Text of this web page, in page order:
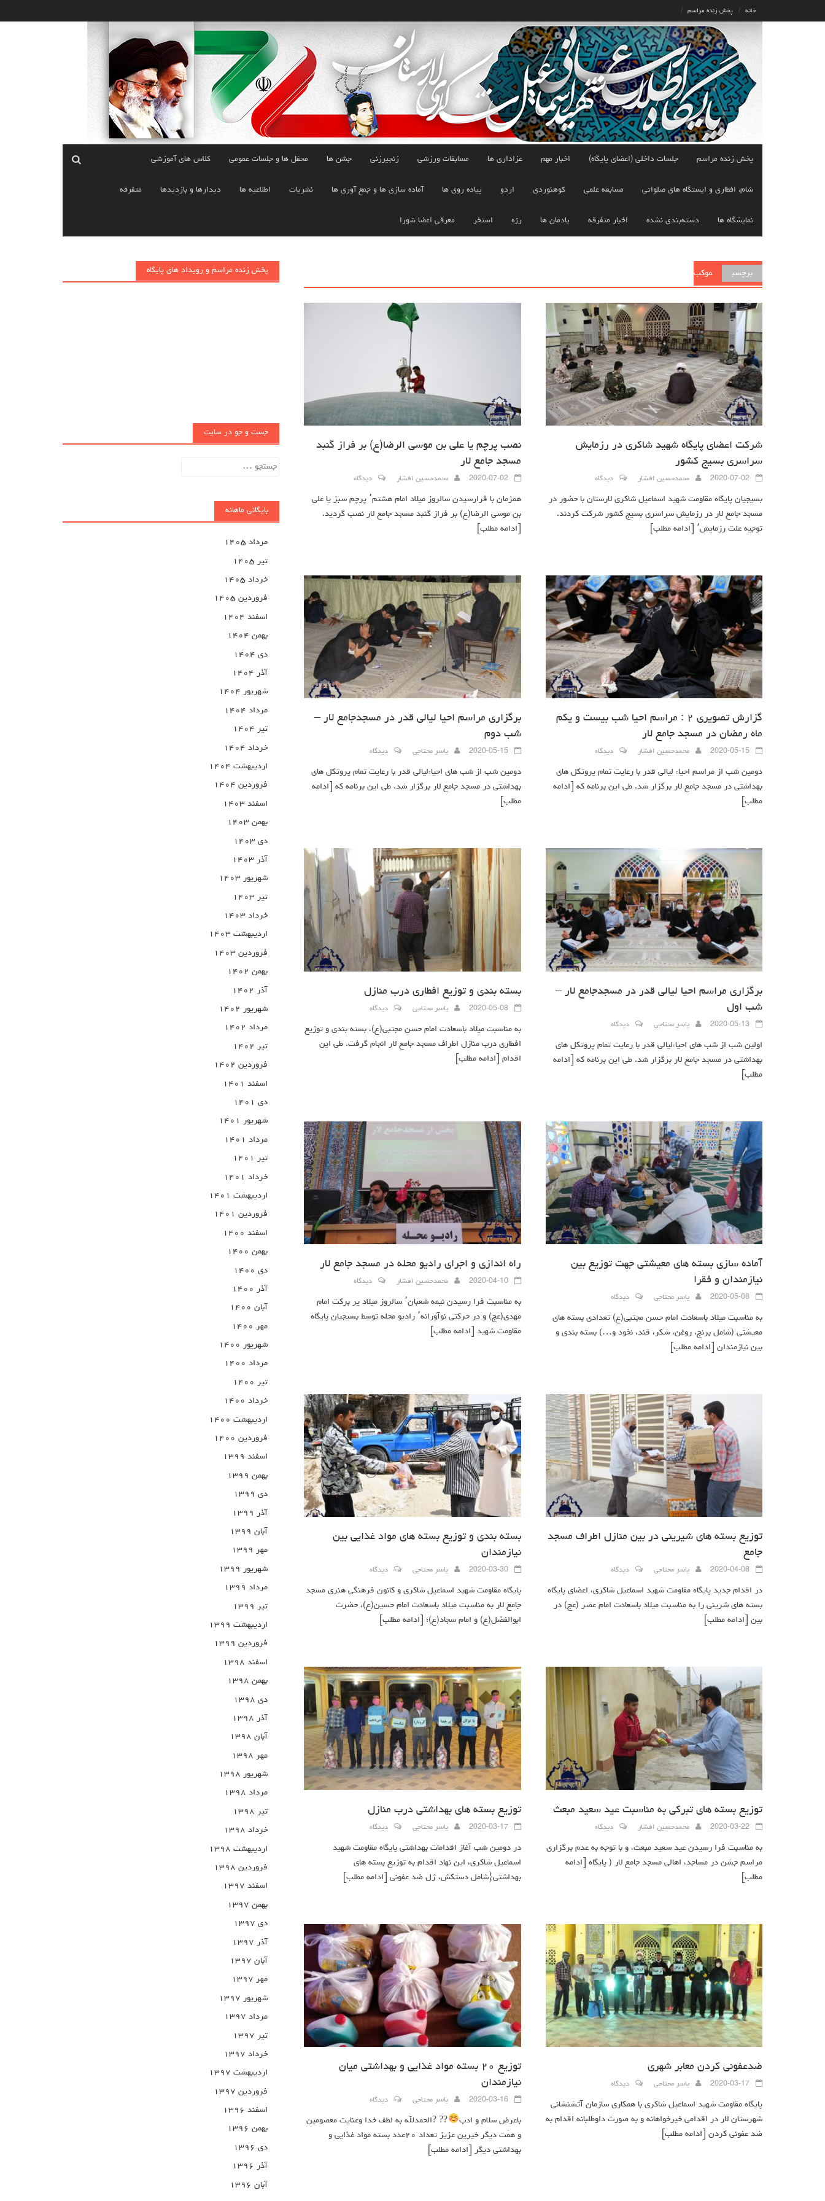
to
خانه پخش زنده مراسم
پخش زنده مراسم جلسات داخلی (اعضای پایگاه) اخبار مهم عزاداری ها مسابقات ورزشی زنجیرزنی جشن ها محفل ها و جلسات عمومی کلاس های آموزشی
شام، افطاری و ایستگاه های صلواتی مسابقه علمی کوهنوردی اردو پیاده روی ها آماده سازی ها و جمع آوری ها نشریات اطلاعیه ها دیدارها و بازدیدها متفرقه
نمایشگاه ها دسته‌بندی نشده اخبار متفرقه یادمان ها رژه استخر معرفی اعضا شورا
برچسب موکب
شرکت اعضای پایگاه شهید شاکری در رزمایش
سراسری بسیج کشور
2020-07-02 محمدحسین افشار دیدگاه
بسیجیان پایگاه مقاومت شهید اسماعیل شاکری لارستان با حضور در
مسجد جامع لار در رزمایش سراسری بسیج کشور شرکت کردند.
توجیه علت رزمایش٬
[ادامه مطلب]
نصب پرچم یا علی بن موسی الرضا(ع) بر فراز گنبد
مسجد جامع لار
2020-07-02 محمدحسین افشار دیدگاه
همزمان با فرارسیدن سالروز میلاد امام هشتم٬ پرچم سبز یا علی
بن موسی الرضا(ع) بر فراز گنبد مسجد جامع لار نصب گردید.
[ادامه مطلب]
گزارش تصویری ۲ : مراسم احیا شب بیست و یکم
ماه رمضان در مسجد جامع لار
2020-05-15 محمدحسین افشار دیدگاه
دومین شب از مراسم احیاء لیالی قدر با رعایت تمام پروتکل های
بهداشتی در مسجد جامع لار برگزار شد. طی این برنامه که
[ادامه
مطلب]
برگزاری مراسم احیا لیالی قدر در مسجدجامع لار –
شب دوم
2020-05-15 یاسر محتاجی دیدگاه
دومین شب از شب های احیاءلیالی قدر با رعایت تمام پروتکل های
بهداشتی در مسجد جامع لار برگزار شد. طی این برنامه که
[ادامه
مطلب]
برگزاری مراسم احیا لیالی قدر در مسجدجامع لار –
شب اول
2020-05-13 یاسر محتاجی دیدگاه
اولین شب از شب های احیاءلیالی قدر با رعایت تمام پروتکل های
بهداشتی در مسجد جامع لار برگزار شد. طی این برنامه که
[ادامه
مطلب]
بسته بندی و توزیع افطاری درب منازل
2020-05-08 یاسر محتاجی دیدگاه
به مناسبت میلاد باسعادت امام حسن مجتبی(ع)، بسته بندی و توزیع
افطاری درب منازل اطراف مسجد جامع لار انجام گرفت. طی این
اقدام
[ادامه مطلب]
آماده سازی بسته های معیشتی جهت توزیع بین
نیازمندان و فقرا
2020-05-08 یاسر محتاجی دیدگاه
به مناسبت میلاد باسعادت امام حسن مجتبی(ع) تعدادی بسته های
معیشتی (شامل برنج، روغن، شکر، قند، نخود و…) بسته بندی و
بین نیازمندان
[ادامه مطلب]
راه اندازی و اجرای رادیو محله در مسجد جامع لار
2020-04-10 محمدحسین افشار دیدگاه
به مناسبت فرا رسیدن نیمه شعبان٬ سالروز میلاد پر برکت امام
مهدی(عج) و در حرکتی نوآورانه٬ رادیو محله توسط بسیجیان پایگاه
مقاومت شهید
[ادامه مطلب]
توزیع بسته های شیرینی در بین منازل اطراف مسجد
جامع
2020-04-08 یاسر محتاجی دیدگاه
در اقدام جدید پایگاه مقاومت شهید اسماعیل شاکری، اعضای پایگاه
بسته های شرینی را به مناسبت میلاد باسعادت امام عصر (عج) در
بین
[ادامه مطلب]
بسته بندی و توزیع بسته های مواد غذایی بین
نیازمندان
2020-03-30 یاسر محتاجی دیدگاه
پایگاه مقاومت شهید اسماعیل شاکری و کانون فرهنگی هنری مسجد
جامع لار به مناسبت میلاد باسعادت امام حسین(ع)، حضرت
ابوالفضل(ع) و امام سجاد(ع)؛
[ادامه مطلب]
توزیع بسته های تبرکی به مناسبت عید سعید مبعث
2020-03-22 محمدحسین افشار دیدگاه
به مناسبت فرا رسیدن عید سعید مبعث، و با توجه به عدم برگزاری
مراسم جشن در مساجد، اهالی مسجد جامع لار ( پایگاه
[ادامه
مطلب]
توزیع بسته های بهداشتی درب منازل
2020-03-17 یاسر محتاجی دیدگاه
در دومین شب آغاز اقدامات بهداشتی پایگاه مقاومت شهید
اسماعیل شاکری، این نهاد اقدام به توزیع بسته های
بهداشتی{شامل دستکش، ژل ضد عفونی
[ادامه مطلب]
ضدعفونی کردن معابر شهری
2020-03-17 یاسر محتاجی دیدگاه
پایگاه مقاومت شهید اسماعیل شاکری با همکاری سازمان آتشنشانی
شهرستان لار در اقدامی خیرخواهانه و به صورت داوطلبانه اقدام به
ضد عفونی کردن
[ادامه مطلب]
توزیع ۲۰ بسته مواد غذایی و بهداشتی میان
نیازمندان
2020-03-16 یاسر محتاجی دیدگاه
باعرض سلام و ادب
?? ?الحمدلله به لطف خدا وعنایت معصومین
و همّت دیگر خیرین عزیز تعداد ۲۰عدد بسته مواد غذایی و
بهداشتی دیگر
[ادامه مطلب]
پخش زنده مراسم و رویداد های پایگاه
جست و جو در سایت
جستجو
بایگانی ماهانه
مرداد ۱۴۰۵
تیر ۱۴۰۵
خرداد ۱۴۰۵
فروردین ۱۴۰۵
اسفند ۱۴۰۴
بهمن ۱۴۰۴
دی ۱۴۰۴
آذر ۱۴۰۴
شهریور ۱۴۰۴
مرداد ۱۴۰۴
تیر ۱۴۰۴
خرداد ۱۴۰۴
اردیبهشت ۱۴۰۴
فروردین ۱۴۰۴
اسفند ۱۴۰۳
بهمن ۱۴۰۳
دی ۱۴۰۳
آذر ۱۴۰۳
شهریور ۱۴۰۳
تیر ۱۴۰۳
خرداد ۱۴۰۳
اردیبهشت ۱۴۰۳
فروردین ۱۴۰۳
بهمن ۱۴۰۲
آذر ۱۴۰۲
شهریور ۱۴۰۲
مرداد ۱۴۰۲
تیر ۱۴۰۲
فروردین ۱۴۰۲
اسفند ۱۴۰۱
دی ۱۴۰۱
شهریور ۱۴۰۱
مرداد ۱۴۰۱
تیر ۱۴۰۱
خرداد ۱۴۰۱
اردیبهشت ۱۴۰۱
فروردین ۱۴۰۱
اسفند ۱۴۰۰
بهمن ۱۴۰۰
دی ۱۴۰۰
آذر ۱۴۰۰
آبان ۱۴۰۰
مهر ۱۴۰۰
شهریور ۱۴۰۰
مرداد ۱۴۰۰
تیر ۱۴۰۰
خرداد ۱۴۰۰
اردیبهشت ۱۴۰۰
فروردین ۱۴۰۰
اسفند ۱۳۹۹
بهمن ۱۳۹۹
دی ۱۳۹۹
آذر ۱۳۹۹
آبان ۱۳۹۹
مهر ۱۳۹۹
شهریور ۱۳۹۹
مرداد ۱۳۹۹
تیر ۱۳۹۹
اردیبهشت ۱۳۹۹
فروردین ۱۳۹۹
اسفند ۱۳۹۸
بهمن ۱۳۹۸
دی ۱۳۹۸
آذر ۱۳۹۸
آبان ۱۳۹۸
مهر ۱۳۹۸
شهریور ۱۳۹۸
مرداد ۱۳۹۸
تیر ۱۳۹۸
خرداد ۱۳۹۸
اردیبهشت ۱۳۹۸
فروردین ۱۳۹۸
اسفند ۱۳۹۷
بهمن ۱۳۹۷
دی ۱۳۹۷
آذر ۱۳۹۷
آبان ۱۳۹۷
مهر ۱۳۹۷
شهریور ۱۳۹۷
مرداد ۱۳۹۷
تیر ۱۳۹۷
خرداد ۱۳۹۷
اردیبهشت ۱۳۹۷
فروردین ۱۳۹۷
اسفند ۱۳۹۶
بهمن ۱۳۹۶
دی ۱۳۹۶
آذر ۱۳۹۶
آبان ۱۳۹۶